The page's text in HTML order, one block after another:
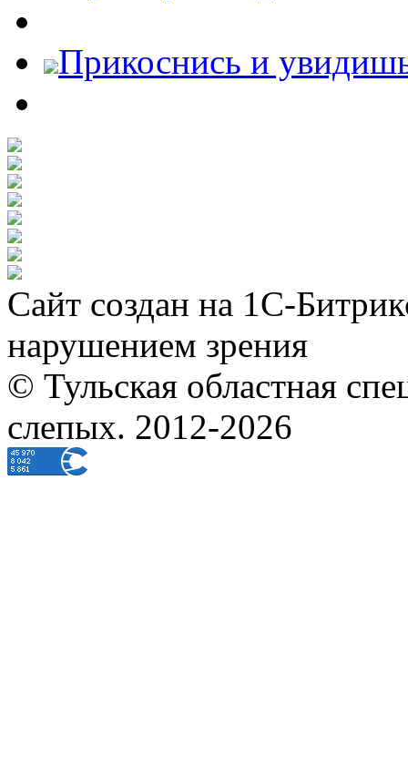
Прикоснись и
Сайт создан на 1С-
нарушением зрения
© Тульская областная
слепых. 2012-2026